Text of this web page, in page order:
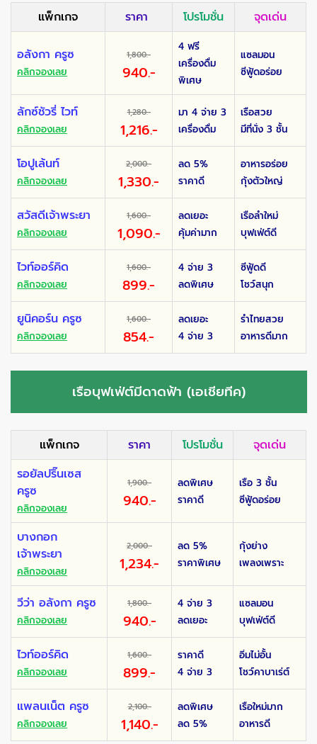
แพ็กเกจ ราคา โปรโมชั่น จุดเด่น
อลังกา ครูซ
คลิกจองเลย
1,800.-
940.-
4 ฟรี
เครื่องดื่ม
พิเศษ
แซลมอน
ซีฟู้ดอร่อย
ลักซ์ชัวรี่ ไวท์
คลิกจองเลย
1,280.-
1,216.-
มา 4 จ่าย 3
เครื่องดื่ม
เรือสวย
มีที่นั่ง 3 ชั้น
โอปูเล้นท์
คลิกจองเลย
2,000.-
1,330.-
ลด 5%
ราคาดี
อาหารอร่อย
กุ้งตัวใหญ่
สวัสดีเจ้าพระยา
คลิกจองเลย
1,600.-
1,090.-
ลดเยอะ
คุ้มค่ามาก
เรือลำใหม่
บุฟเฟ่ต์ดี
ไวท์ออร์คิด
คลิกจองเลย
1,600.-
899.-
4 จ่าย 3
ลดพิเศษ
ซีฟู้ดดี
โชว์สนุก
ยูนิคอร์น ครูซ
คลิกจองเลย
1,600.-
854.-
ลดเยอะ
4 จ่าย 3
รำไทยสวย
อาหารดีมาก
เรือบุฟเฟ่ต์มีดาดฟ้า (เอเชียทีค)
แพ็กเกจ ราคา โปรโมชั่น
จุดเด่น
รอยัลปริ๊นเซส
ครูซ
คลิกจองเลย
1,900.-
940.-
ลดพิเศษ
ราคาดี
เรือ 3 ชั้น
ซีฟู้ดอร่อย
บางกอก
เจ้าพระยา
คลิกจองเลย
2,000.-
1,234.-
ลด 5%
ราคาพิเศษ
กุ้งย่าง
เพลงเพราะ
วีว่า อลังกา ครูซ
คลิกจองเลย
1,800.-
940.-
4 จ่าย 3
ลดเยอะ
แซลมอน
บุฟเฟ่ต์ดี
ไวท์ออร์คิด
คลิกจองเลย
1,600.-
899.-
ราคาดี
4 จ่าย 3
อิ่มไม่อั้น
โชว์คาบาเร่ต์
แพลนเน็ต ครูซ
คลิกจองเลย
2,100.-
1,140.-
ลดพิเศษ
ลด 5%
เรือใหม่มาก
อาหารดี